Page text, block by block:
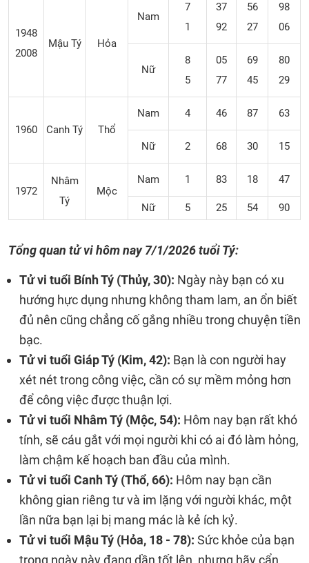
1948
2008
Mậu Tý Hỏa
Nam
7
1
37
92
56
27
98
06
Nữ
8
5
05
77
69
45
80
29
1960 Canh Tý Thổ
Nam 4 46 87 63
Nữ 2 68 30 15
1972
Nhâm
Tý
Mộc
Nam 1 83 18 47
Nữ 5 25 54 90
Tổng quan tử vi hôm nay7/1/2026 tuổi Tý:
Tử vi tuổi Bính Tý (Thủy, 30): Ngày này bạn có xu
hướng hực dụng nhưng không tham lam, an ổn biết
đủ nên cũng chẳng cố gắng nhiều trong chuyện tiền
bạc.
Tử vi tuổi Giáp Tý (Kim, 42): Bạn là con người hay
xét nét trong công việc, cần có sự mềm mỏng hơn
để công việc được thuận lợi.
Tử vi tuổi Nhâm Tý (Mộc, 54): Hôm nay bạn rất khó
tính, sẽ cáu gắt với mọi người khi có ai đó làm hỏng,
làm chậm kế hoạch ban đầu của mình.
Tử vi tuổi Canh Tý (Thổ, 66): Hôm nay bạn cần
không gian riêng tư và im lặng với người khác, một
lần nữa bạn lại bị mang mác là kẻ ích kỷ.
Tử vi tuổi Mậu Tý (Hỏa, 18 - 78): Sức khỏe của bạn
trong ngày này đang dần tốt lên, nhưng hãy cẩn